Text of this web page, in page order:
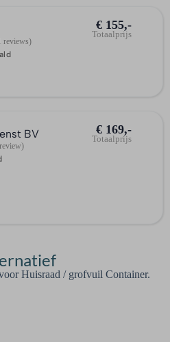
reviews)
€ 155,-
Totaalprijs
BV € 169,-
Totaalprijs
Huisraad / grofvuil Container.